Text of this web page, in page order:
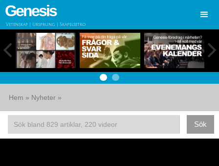
Genesis
Vetenskap | Ursprung | Skapelsetro
Hem » Nyheter »